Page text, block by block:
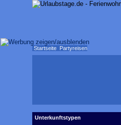
Startseite Partyreisen
Karte anzeigen
Unterkunftstypen